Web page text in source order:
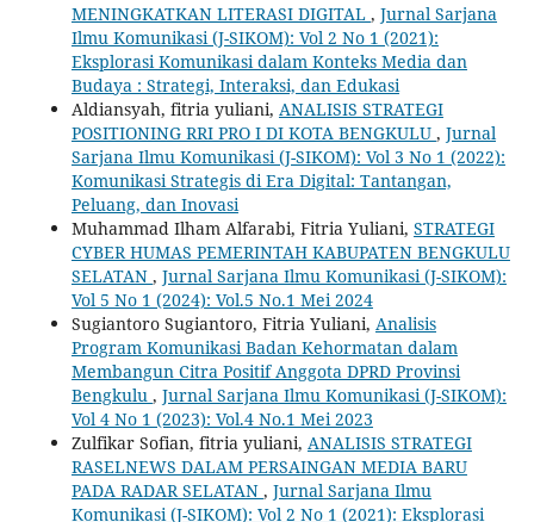
MENINGKATKAN LITERASI DIGITAL , Jurnal Sarjana
Ilmu Komunikasi (J-SIKOM): Vol 2 No 1 (2021):
Eksplorasi Komunikasi dalam Konteks Media dan
Budaya : Strategi, Interaksi, dan Edukasi
Aldiansyah, fitria yuliani, ANALISIS STRATEGI
POSITIONING RRI PRO I DI KOTA BENGKULU , Jurnal
Sarjana Ilmu Komunikasi (J-SIKOM): Vol 3 No 1 (2022):
Komunikasi Strategis di Era Digital: Tantangan,
Peluang, dan Inovasi
Muhammad Ilham Alfarabi, Fitria Yuliani, STRATEGI
CYBER HUMAS PEMERINTAH KABUPATEN BENGKULU
SELATAN , Jurnal Sarjana Ilmu Komunikasi (J-SIKOM):
Vol 5 No 1 (2024): Vol.5 No.1 Mei 2024
Sugiantoro Sugiantoro, Fitria Yuliani, Analisis
Program Komunikasi Badan Kehormatan dalam
Membangun Citra Positif Anggota DPRD Provinsi
Bengkulu , Jurnal Sarjana Ilmu Komunikasi (J-SIKOM):
Vol 4 No 1 (2023): Vol.4 No.1 Mei 2023
Zulfikar Sofian, fitria yuliani, ANALISIS STRATEGI
RASELNEWS DALAM PERSAINGAN MEDIA BARU
PADA RADAR SELATAN , Jurnal Sarjana Ilmu
Komunikasi (J-SIKOM): Vol 2 No 1 (2021): Eksplorasi